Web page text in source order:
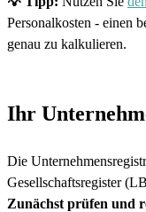
Personalkosten - einen
genau zu kalkulieren.
Ihr
Die
Gesellschaftsregister
Zunächst prüfen und